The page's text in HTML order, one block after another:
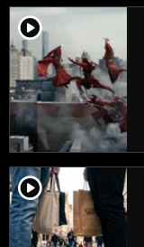
player2
player2